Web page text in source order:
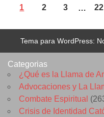
1 2 3 22
Tema para WordPress:
Categorias
¿Qué es la Llama de
Advocaciones y La
Combate Espiritual
Crisis de Identidad